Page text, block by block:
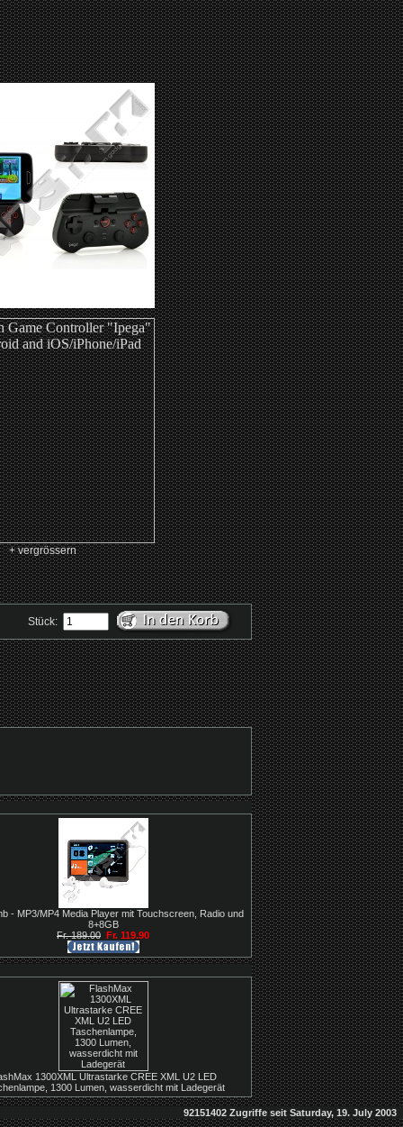
+ vergrössern
Stück:
- MP3/MP4 Media Player mit Touchscreen, Radio und
8+8GB
Fr. 189.00 Fr. 119.90
1300XML Ultrastarke CREE XML U2 LED
1300 Lumen, wasserdicht mit Ladegerät
92151402 Zugriffe seit Saturday, 19. July 2003